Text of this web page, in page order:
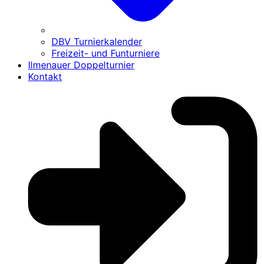
DBV Turnierkalender
Freizeit- und Funturniere
Ilmenauer Doppelturnier
Kontakt